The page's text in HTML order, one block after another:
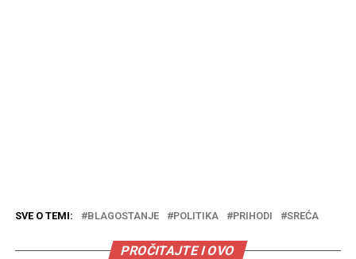
SVE O TEMI: BLAGOSTANJE POLITIKA PRIHODI SREĆA
PROČITAJTE I OVO